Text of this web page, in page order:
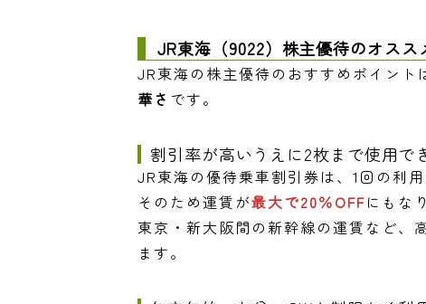
JR東海（9022）株主優待のオスス
JR東海の株主優待のおすすめポイント
華さ です。
割引率が高いうえに2枚まで使用で
JR東海の優待乗車割引券は、1回の利
そのため運賃が最大で20％OFFにもな
東京・新大阪間の新幹線の運賃など、
ます。